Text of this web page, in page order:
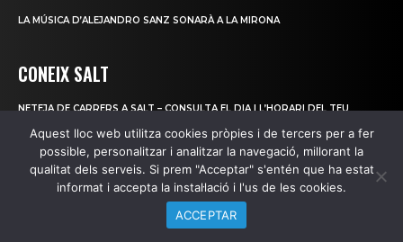
LA MÚSICA D’ALEJANDRO SANZ SONARÀ A LA MIRONA
CONEIX SALT
NETEJA DE CARRERS A SALT – CONSULTA EL DIA I L’HORARI DEL TEU
EL CAMÍ DEL TER PETIT
TORTUGUES D’ESTANY ALLIBERADES AL TRAM MITJÀ-BAIX DEL TER
NOVA ESPÈCIE INVASORA, EL BERNAT MARBREJAT
CAMPS DE ROSELLES DE SALT-GIRONA
Aquest lloc web utilitza cookies pròpies i de tercers per a fer
possible, personalitzar i analitzar la navegació, millorant la
qualitat dels serveis. Si prem "Acceptar" s'entén que ha estat
informat i accepta la instal·lació i l'us de les cookies.
ACCEPTAR